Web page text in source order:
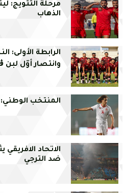
مرحلة التتويج:
الذهاب
الرابطة الأولى:
وانتصار أوّل لبن
المنتخب الوطني:
الاتحاد
ضد الترجي